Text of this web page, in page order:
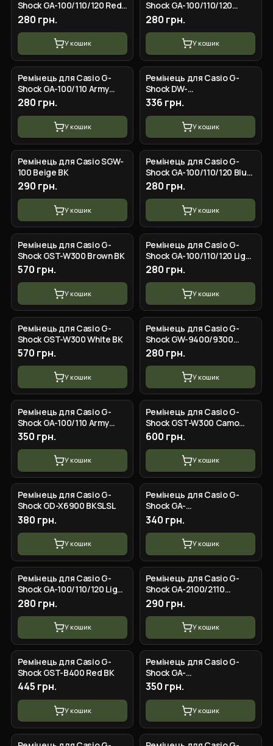
Shock GA-100/110/120 Red-
Glossy GD
280 грн.
У кошик
Shock GA-100/110/120
Yellow-Glossy GD
280 грн.
У кошик
Ремінець для Casio G-
Shock GA-100/110 Army
Green SI
280 грн.
У кошик
Ремінець для Casio G-
Shock DW-
5600/5000/5030/5025/5700,
GW-5000/6900, GLS-
M5610, G-5600, GW-B5600,
G
336 грн.
У кошик
Ремінець для Casio SGW-
100 Beige BK
290 грн.
У кошик
Ремінець для Casio G-
Shock GA-100/110/120 Blue-
Glossy GD
280 грн.
У кошик
Ремінець для Casio G-
Shock GST-W300 Brown BK
570 грн.
У кошик
Ремінець для Casio G-
Shock GA-100/110/120 Light
Blue-Glossy BK
280 грн.
У кошик
Ремінець для Casio G-
Shock GST-W300 White BK
570 грн.
У кошик
Ремінець для Casio G-
Shock GW-9400/9300
Black SI
280 грн.
У кошик
Ремінець для Casio G-
Shock GA-100/110 Army
Green GD
350 грн.
У кошик
Ремінець для Casio G-
Shock GST-W300 Camo
Blue SI
600 грн.
У кошик
Ремінець для Casio G-
Shock GD-X6900 BKSLSL
380 грн.
У кошик
Ремінець для Casio G-
Shock GA-
100/110/120/200/400/700/710/
GD-100/110/120, GAW-100G,
GAL-100, LX
340 грн.
У кошик
Ремінець для Casio G-
Shock GA-100/110/120 Light
Blue-Glossy GD
280 грн.
У кошик
Ремінець для Casio G-
Shock GA-2100/2110
Translucent Silver
290 грн.
У кошик
Ремінець для Casio G-
Shock GST-B400 Red BK
445 грн.
У кошик
Ремінець для Casio G-
Shock GA-
100/110/120/200/400/700/710/
GD-100/110/120, GAW-100G,
GAL-100, LX
350 грн.
У кошик